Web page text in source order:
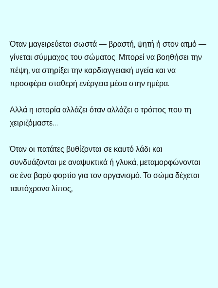
Όταν μαγειρεύεται σωστά — βραστή, ψητή ή στον ατμό —
γίνεται σύμμαχος του σώματος. Μπορεί να βοηθήσει την
πέψη, να στηρίξει την καρδιαγγειακή υγεία και να
προσφέρει σταθερή ενέργεια μέσα στην ημέρα.
Αλλά η ιστορία αλλάζει όταν αλλάζει ο τρόπος που τη
χειριζόμαστε…
Όταν οι πατάτες βυθίζονται σε καυτό λάδι και
συνδυάζονται με αναψυκτικά ή γλυκά, μεταμορφώνονται
σε ένα βαρύ φορτίο για τον οργανισμό. Το σώμα δέχεται
ταυτόχρονα λίπος,